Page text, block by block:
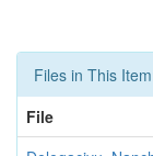
Files in This
File